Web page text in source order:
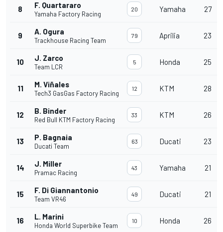
8 F. Quartararo
Yamaha Factory Racing
20 Yamaha 27
9 A. Ogura
Trackhouse Racing Team
79 Aprilia 23
10 J. Zarco
Team LCR
5 Honda 25
11 M. Viñales
Tech3 GasGas Factory Racing
12 KTM 28
12 B. Binder
Red Bull KTM Factory Racing
33 KTM 26
13 P. Bagnaia
Ducati Team
63 Ducati 23
14 J. Miller
Pramac Racing
43 Yamaha 21
15 F. Di Giannantonio
Team VR46
49 Ducati 21
16 L. Marini
Honda World Superbike Team
10 Honda 26